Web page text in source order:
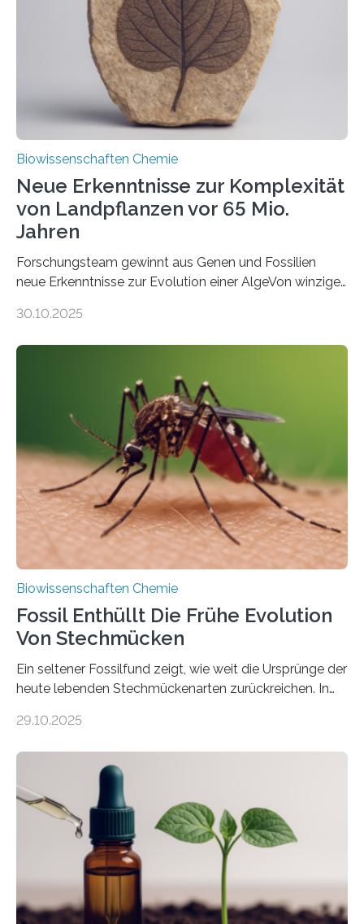
Saccharomyces cerevisiae entdeckt, der für die
Funktionsfähigkeit der Organellen entscheidend ist. Die
Studie wurde am 28. Oktober 2025 in der
Fachzeitschrift…
Biowissenschaften Chemie
Neue Erkenntnisse zur Komplexität
von Landpflanzen vor 65 Mio.
Jahren
Forschungsteam gewinnt aus Genen und Fossilien
neue Erkenntnisse zur Evolution einer AlgeVon winzigen
Landpflanzen zählen zu den komplexesten
Grünalgen, die vor Hunderten von Millionen Jahren
lebten. Unter den Vorfahren sticht eine Gruppe heraus,
die noch heute in der Natur vorkommt: die
Süßwasseralge Coleochaetophyceae. Einige Arten
dieser Gruppe bilden aus Zellfäden dichte Geflechte
mit scheibenförmiger Gestalt. Was auffällig ist: Die
nächsten…
30.10.2025
Biowissenschaften Chemie
Fossil Enthüllt Die Frühe Evolution
Von Stechmücken
Ein seltener Fossilfund zeigt, wie weit die Ursprünge der
heute lebenden Stechmückenarten zurückreichen. In
Forschende die bisher älteste bekannte Stechmücken-
Region Kachin in Myanmar und hat sich in
ausgezeichnetem Zustand erhalten. Es konnte als neue
Art einer neuen Gattung beschrieben werden und trägt
nun den Namen Cretosabethes primaevus. Dieser erste
fossile Nachweis einer Stechmückenlarve in Bernstein
stellt gleichzeitig den ersten Fossilfund einer
Mückenlarve aus dem Mesozoikum dar, denn…
29.10.2025